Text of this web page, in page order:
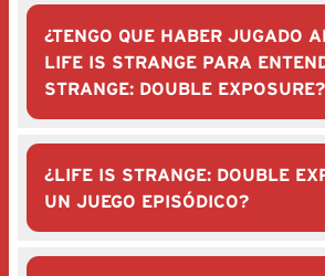
¿TENGO QUE HABER JUGADO
LIFE IS STRANGE PARA
STRANGE: DOUBLE EXPOSURE?
¿LIFE IS STRANGE: DOUBLE
UN JUEGO EPISÓDICO?